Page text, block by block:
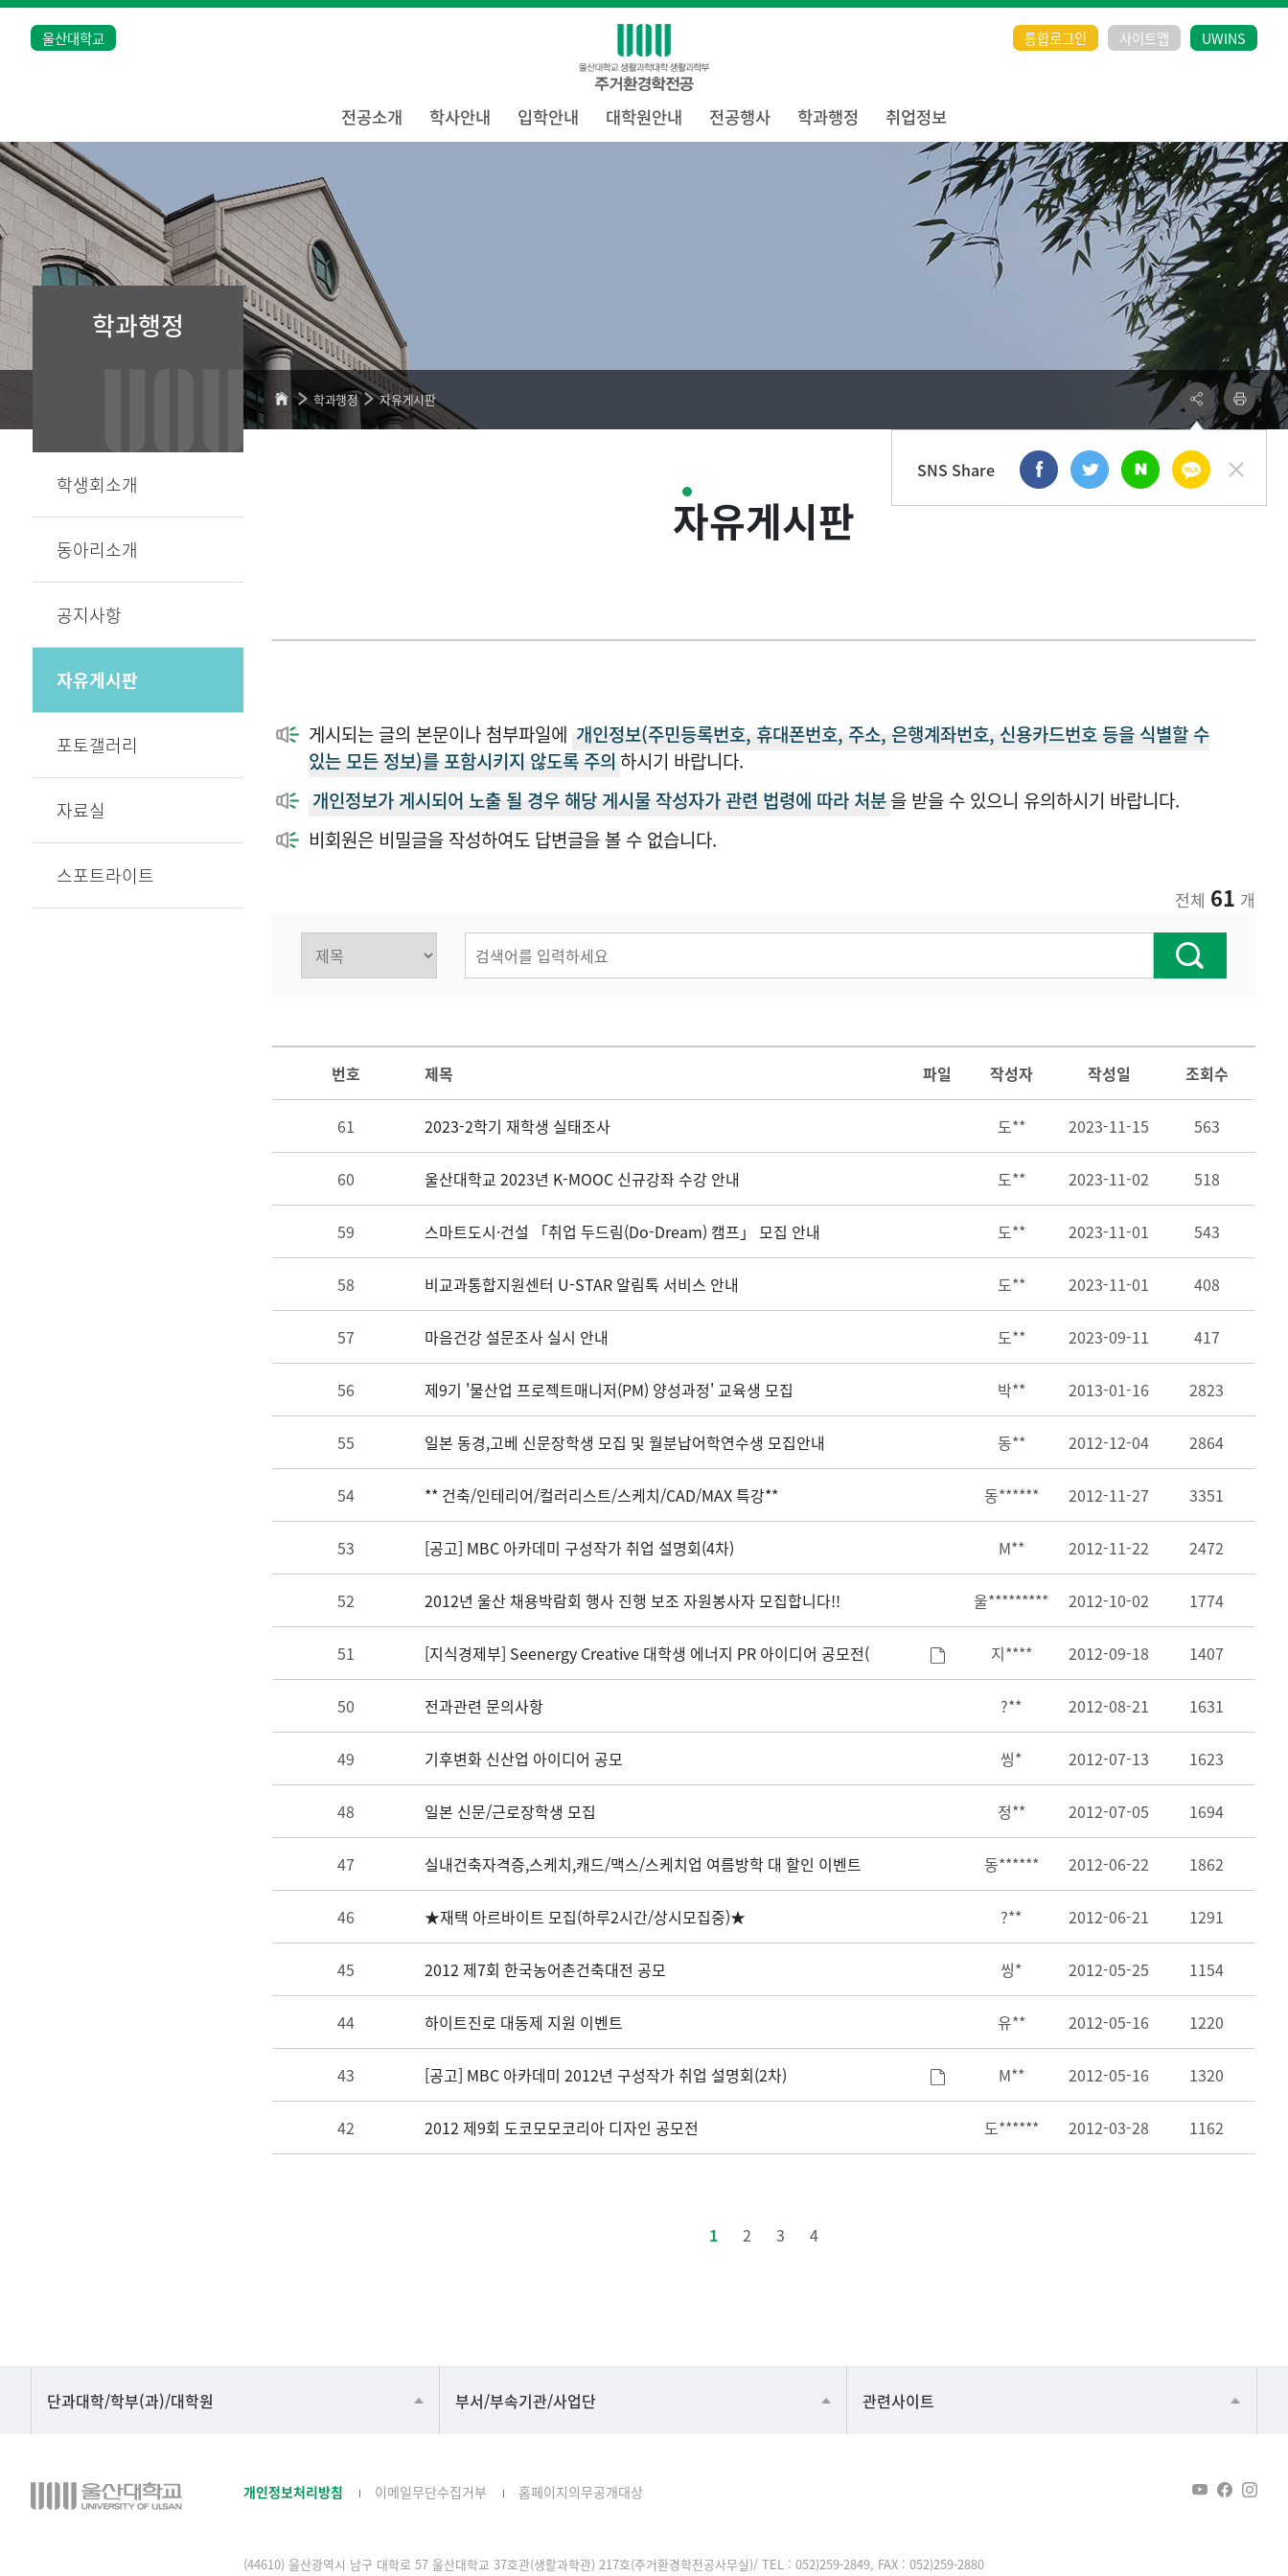
울산대학교 통합로그인 사이트맵 UWINS
전공소개 학사안내 입학안내 대학원안내 전공행사 학과행정 취업정보
학과행정 자유게시판
SNS Share
학과행정
학생회소개
동아리소개
공지사항
자유게시판
포토갤러리
자료실
스포트라이트
자유게시판
게시되는 글의 본문이나 첨부파일에 개인정보(주민등록번호, 휴대폰번호, 주소, 은행계좌번호, 신용카드번호 등을 식별할 수
있는 모든 정보)를 포함시키지 않도록 주의 하시기 바랍니다.
개인정보가 게시되어 노출 될 경우 해당 게시물 작성자가 관련 법령에 따라 처분을 받을 수 있으니 유의하시기 바랍니다.
비회원은 비밀글을 작성하여도 답변글을 볼 수 없습니다.
전체 61 개
로
된
번호 제목 파일 작성자 작성일 조회수
61 2023-2학기 재학생 실태조사 도** 2023-11-15 563
60 울산대학교 2023년 K-MOOC 신규강좌 수강 안내 도** 2023-11-02 518
59 스마트도시·건설 「취업 두드림(Do-Dream) 캠프」 모집 안내 도** 2023-11-01 543
58 비교과통합지원센터 U-STAR 알림톡 서비스 안내 도** 2023-11-01 408
57 마음건강 설문조사 실시 안내 도** 2023-09-11 417
56 제9기 '물산업 프로젝트매니저(PM) 양성과정' 교육생 모집 박** 2013-01-16 2823
55 일본 동경,고베 신문장학생 모집 및 월분납어학연수생 모집안내 동** 2012-12-04 2864
54 ** 건축/인테리어/컬러리스트/스케치/CAD/MAX 특강** 동****** 2012-11-27 3351
53 [공고] MBC 아카데미 구성작가 취업 설명회(4차) M** 2012-11-22 2472
52 2012년 울산 채용박람회 행사 진행 보조 자원봉사자 모집합니다!! 울********* 2012-10-02 1774
51 [지식경제부] Seenergy Creative 대학생 에너지 PR 아이디어 공모전( 지**** 2012-09-18 1407
50 전과관련 문의사항 ?** 2012-08-21 1631
49 기후변화 신산업 아이디어 공모 씽* 2012-07-13 1623
48 일본 신문/근로장학생 모집 정** 2012-07-05 1694
47 실내건축자격증,스케치,캐드/맥스/스케치업 여름방학 대 할인 이벤트 동****** 2012-06-22 1862
46 ★재택 아르바이트 모집(하루2시간/상시모집중)★ ?** 2012-06-21 1291
45 2012 제7회 한국농어촌건축대전 공모 씽* 2012-05-25 1154
44 하이트진로 대동제 지원 이벤트 유** 2012-05-16 1220
43 [공고] MBC 아카데미 2012년 구성작가 취업 설명회(2차) M** 2012-05-16 1320
42 2012 제9회 도코모모코리아 디자인 공모전 도****** 2012-03-28 1162
1 2 3 4
단과대학/학부(과)/대학원
▷일본어·일본학과
부서/부속기관/사업단
교무처교직팀
국제교류처
관련사이트
온라인 기술거래 플랫폼
개인정보처리방침 이메일무단수집거부 홈페이지의무공개대상
(44610) 울산광역시 남구 대학로 57 울산대학교 37호관(생활과학관) 217호(주거환경학전공사무실)/ TEL : 052)259-2849, FAX : 052)259-2880